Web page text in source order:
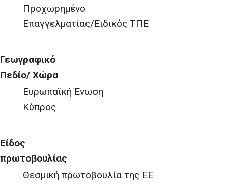
Προχωρημένο
Επαγγελματίας/Ειδικός ΤΠΕ
Γεωγραφικό
Πεδίο/ Χώρα
Ευρωπαϊκή Ένωση
Κύπρος
Είδος
πρωτοβουλίας
Θεσμική πρωτοβουλία της ΕΕ